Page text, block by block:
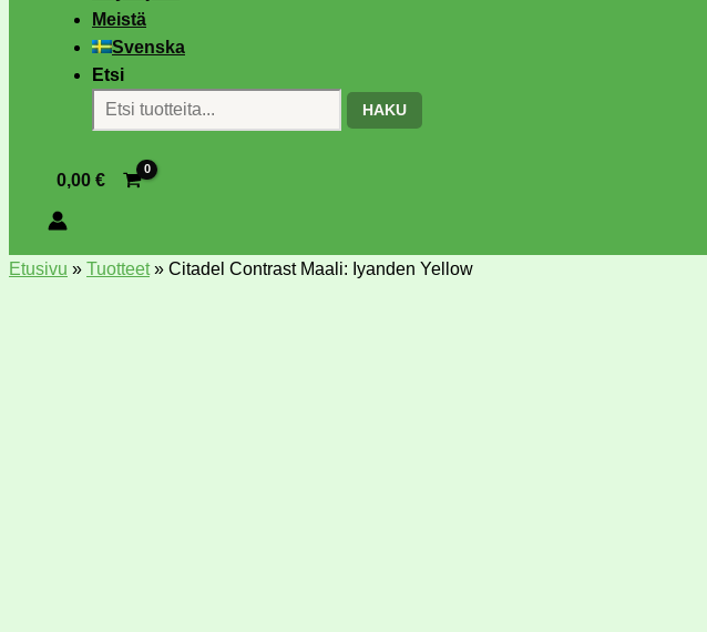
Meistä
Svenska
Etsi
HAKU
0,00€
Etusivu » Tuotteet» Citadel Contrast Maali: Iyanden Yellow